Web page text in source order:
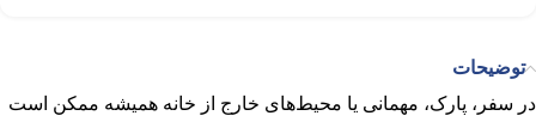
توضیحات
در سفر، پارک، مهمانی یا محیط‌های خارج از خانه همیشه ممکن است